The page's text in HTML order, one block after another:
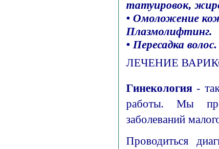
татуировок,
• Омоложение
Плазмолифтинг.
• Пересадка волос.
ЛЕЧЕНИЕ
Гинекология -
работы. Мы
заболеваний
Проводиться